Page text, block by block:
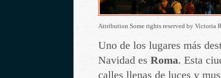
Attribution Some rights reserved by Victoria
Uno de los lugares más
Navidad es Roma. Esta
calles llenas de luces y